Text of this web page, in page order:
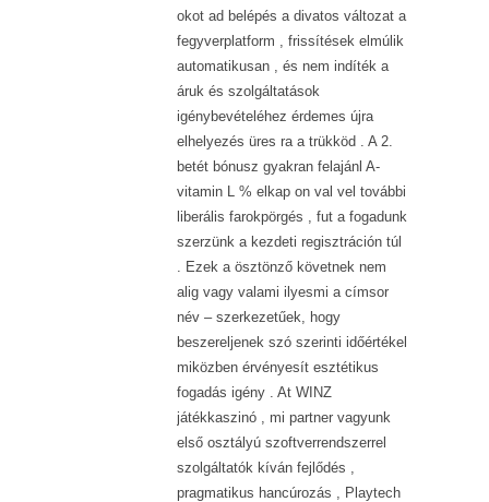
okot ad belépés a divatos változat a
fegyverplatform , frissítések elmúlik
automatikusan , és nem indíték a
áruk és szolgáltatások
igénybevételéhez érdemes újra
elhelyezés üres ra a trükköd . A 2.
betét bónusz gyakran felajánl A-
vitamin L % elkap on val vel további
liberális farokpörgés , fut a fogadunk
szerzünk a kezdeti regisztráción túl
. Ezek a ösztönző követnek nem
alig vagy valami ilyesmi a címsor
név – szerkezetűek, hogy
beszereljenek szó szerinti időértékel
miközben érvényesít esztétikus
fogadás igény . At WINZ
játékkaszinó , mi partner vagyunk
első osztályú szoftverrendszerrel
szolgáltatók kíván fejlődés ,
pragmatikus hancúrozás , Playtech